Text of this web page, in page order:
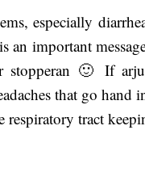
especially
an important
🙂 If
that go hand
tract